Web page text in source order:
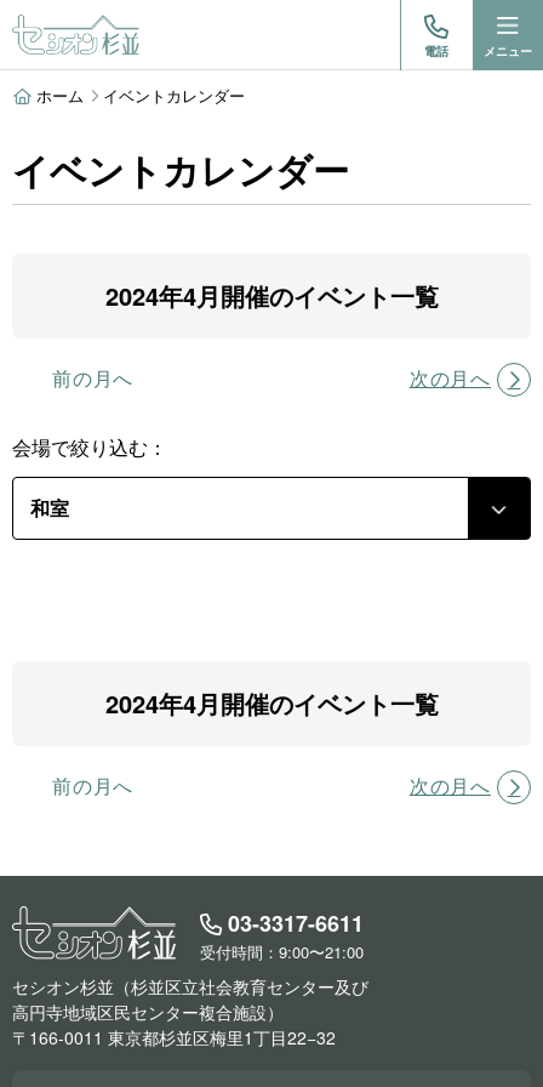
電話 メニュー
ホーム イベントカレンダー
イベントカレンダー
前の月へ
2024年4月開催のイベント一覧
次の月へ
会場で絞り込む：
前の月へ
2024年4月開催のイベント一覧
次の月へ
03-3317-6611
受付時間：9:00〜21:00
セシオン杉並（杉並区立社会教育センター及び
高円寺地域区民センター複合施設）
〒166-0011 東京都杉並区梅里1丁目22−32